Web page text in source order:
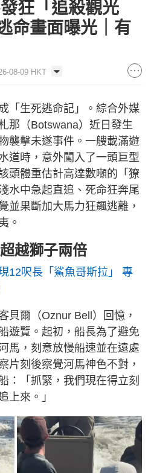
Time
狂「追殺觀光
命畫面曝光｜有
08-09 HKT
「生死逃命記」。綜合外媒
那（Botswana）近日發生
襲擊未遂事件。一艘載滿遊
道時，意外闖入了一頭巨型
頭體重估計高達數噸的「獠
水中急起直追、死命狂奔尾
並果斷加大馬力狂飆逃離，
。
越獅子兩倍
12呎長「鯊魚哥斯拉」 專
貝爾（Oznur Bell）回憶，
遊覽。起初，船長為了避免
馬，刻意放慢船速並在遠處
片刻後察覺河馬神色不對，
：「抓緊，我們現在得立刻
上來。」